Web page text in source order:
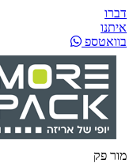
דברו
איתנו
בוואטספ
מור פק